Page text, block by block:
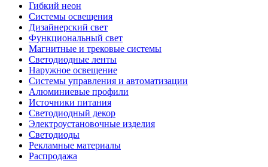
Гибкий неон
Системы освещения
Дизайнерский свет
Функциональный свет
Магнитные и трековые системы
Светодиодные ленты
Наружное освещение
Системы управления и автоматизации
Алюминиевые профили
Источники питания
Светодиодный декор
Электроустановочные изделия
Светодиоды
Рекламные материалы
Распродажа